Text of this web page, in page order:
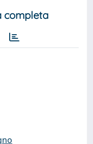
completa